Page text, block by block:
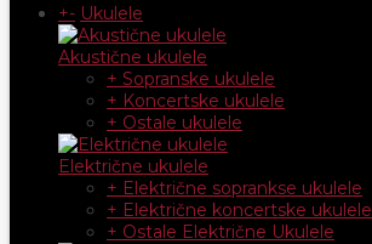
+- Ukulele
Akustične ukulele
+ Sopranske ukulele
+ Koncertske ukulele
+ Ostale ukulele
Električne ukulele
+ Električne soprankse ukulele
+ Električne koncertske ukulele
+ Ostale Električne Ukulele